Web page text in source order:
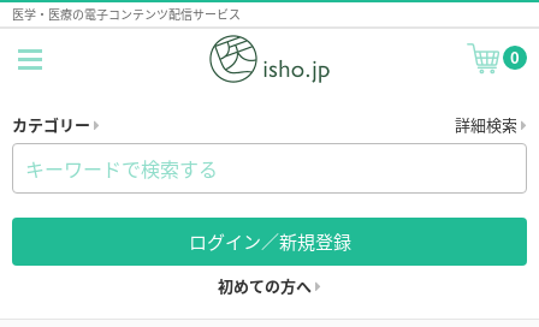
医学・医療の電子コンテンツ配信サービス
0
カテゴリー 詳細検索
ログイン／新規登録
初めての方へ